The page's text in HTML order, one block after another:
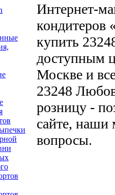
Интернет-
кондитеров
купить
доступным
Москве и
23248
розницу -
сайте, наши
вопросы.